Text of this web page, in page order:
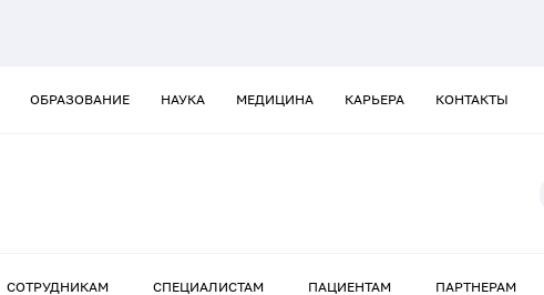
ОБРАЗОВАНИЕ НАУКА МЕДИЦИНА КАРЬЕРА КОНТАКТЫ
СОТРУДНИКАМ СПЕЦИАЛИСТАМ ПАЦИЕНТАМ ПАРТНЕРАМ